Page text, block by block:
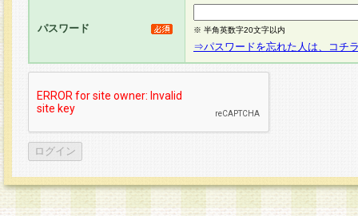
パスワード ※ 半角英数字20文字以内
⇒パスワードを忘れた人は、コチ